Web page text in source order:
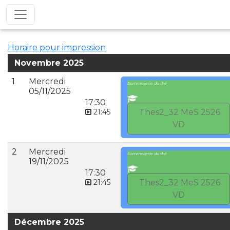
Horaire pour impression
Novembre 2025
1
Mercredi
05/11/2025
17:30
21:45
Sommellerie du thé
Thes2_32 MeS 2526
VD
2
Mercredi
19/11/2025
17:30
21:45
Sommellerie du thé
Thes2_32 MeS 2526
VD
Décembre 2025